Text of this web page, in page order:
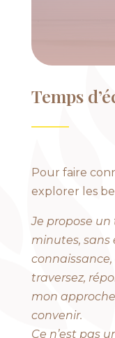
Temps
Pour faire
explorer les
Je propose un
minutes, sans
traversez,
mon
convenir.
Ce n’est pas